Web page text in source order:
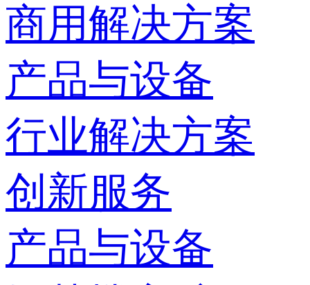
商用解决方案
产品与设备
行业解决方案
创新服务
产品与设备